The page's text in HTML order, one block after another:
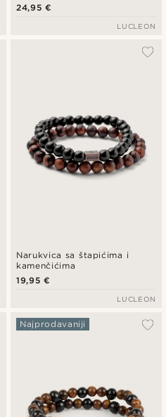
24,95 €
LUCLEON
Narukvica sa štapićima i
kamenčićima
19,95 €
LUCLEON
Najprodavaniji